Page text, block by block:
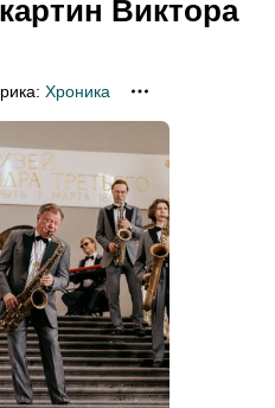
Виктора
Хроника